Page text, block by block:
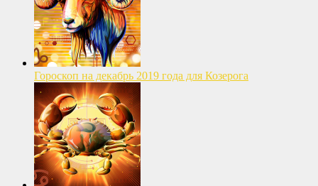
Гороскоп на декабрь 2019 года для Козерога